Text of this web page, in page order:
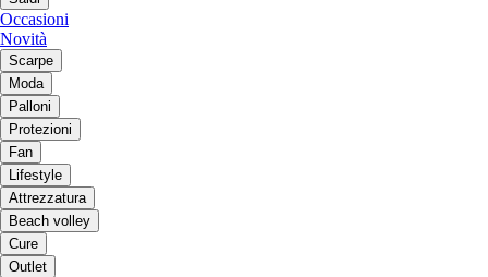
Occasioni
Novità
Scarpe
Moda
Palloni
Protezioni
Fan
Lifestyle
Attrezzatura
Beach volley
Cure
Outlet